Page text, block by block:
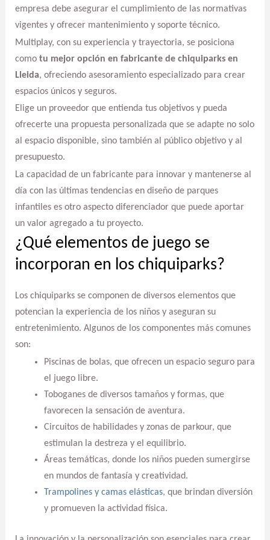
empresa debe asegurar el cumplimiento de las normativas
vigentes y ofrecer mantenimiento y soporte técnico.
Multiplay, con su experiencia y trayectoria, se posiciona
como tu mejor opción en fabricante de chiquiparks en
Lleida, ofreciendo asesoramiento especializado para crear
espacios únicos y seguros.
Elige un proveedor que entienda tus objetivos y pueda
ofrecerte una propuesta personalizada que se adapte no solo
al espacio disponible, sino también al público objetivo y al
presupuesto.
La capacidad de un fabricante para innovar y mantenerse al
día con las últimas tendencias en diseño de parques
infantiles es otro aspecto diferenciador que puede aportar
un valor agregado a tu proyecto.
¿Qué elementos de juego se
incorporan en los chiquiparks?
Los chiquiparks se componen de diversos elementos que
potencian la experiencia de los niños y aseguran su
entretenimiento. Algunos de los componentes más comunes
son:
Piscinas de bolas, que ofrecen un espacio seguro para
el juego libre.
Toboganes de diversos tamaños y formas, que
favorecen la sensación de aventura.
Circuitos de habilidades y zonas de parkour, que
estimulan la destreza y el equilibrio.
Áreas temáticas, donde los niños pueden sumergirse
en mundos de fantasía y creatividad.
Trampolines y camas elásticas, que brindan diversión
y promueven la actividad física.